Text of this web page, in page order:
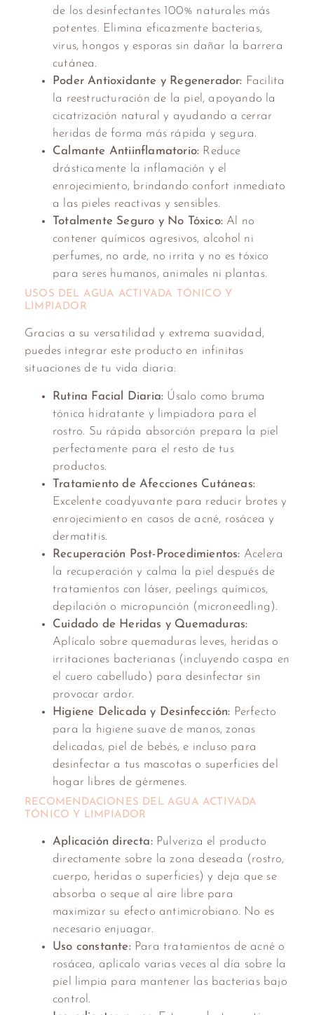
de los desinfectantes 100% naturales más
potentes. Elimina eficazmente bacterias,
virus, hongos y esporas sin dañar la barrera
cutánea.
Poder Antioxidante y Regenerador: Facilita
la reestructuración de la piel, apoyando la
cicatrización natural y ayudando a cerrar
heridas de forma más rápida y segura.
Calmante Antiinflamatorio: Reduce
drásticamente la inflamación y el
enrojecimiento, brindando confort inmediato
a las pieles reactivas y sensibles.
Totalmente Seguro y No Tóxico: Al no
contener químicos agresivos, alcohol ni
perfumes, no arde, no irrita y no es tóxico
para seres humanos, animales ni plantas.
USOS DEL AGUA ACTIVADA TÓNICO Y
LIMPIADOR
Gracias a su versatilidad y extrema suavidad,
puedes integrar este producto en infinitas
situaciones de tu vida diaria:
Rutina Facial Diaria: Úsalo como bruma
tónica hidratante y limpiadora para el
rostro. Su rápida absorción prepara la piel
perfectamente para el resto de tus
productos.
Tratamiento de Afecciones Cutáneas:
Excelente coadyuvante para reducir brotes y
enrojecimiento en casos de acné, rosácea y
dermatitis.
Recuperación Post-Procedimientos: Acelera
la recuperación y calma la piel después de
tratamientos con láser, peelings químicos,
depilación o micropunción (microneedling).
Cuidado de Heridas y Quemaduras:
Aplícalo sobre quemaduras leves, heridas o
irritaciones bacterianas (incluyendo caspa en
el cuero cabelludo) para desinfectar sin
provocar ardor.
Higiene Delicada y Desinfección: Perfecto
para la higiene suave de manos, zonas
delicadas, piel de bebés, e incluso para
desinfectar a tus mascotas o superficies del
hogar libres de gérmenes.
RECOMENDACIONES DEL AGUA ACTIVADA
TÓNICO Y LIMPIADOR
Aplicación directa:Pulveriza el producto
directamente sobre la zona deseada (rostro,
cuerpo, heridas o superficies) y deja que se
absorba o seque al aire libre para
maximizar su efecto antimicrobiano. No es
necesario enjuagar.
Uso constante:Para tratamientos de acné o
rosácea, aplícalo varias veces al día sobre la
piel limpia para mantener las bacterias bajo
control.